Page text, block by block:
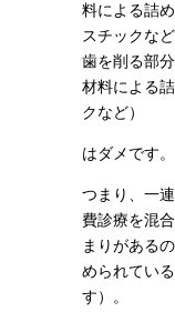
料による詰
スチックな
歯を削る部
材料による
クなど）
はダメです。
つまり、一
費診療を混
まりがある
められてい
す）。